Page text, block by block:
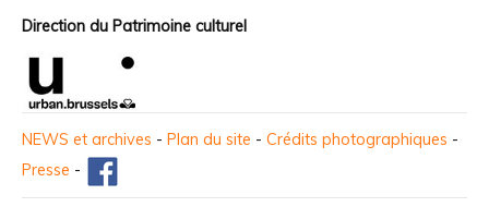
Direction du Patrimoine culturel
NEWS et archives - Plan du site - Crédits photographiques -
Presse -